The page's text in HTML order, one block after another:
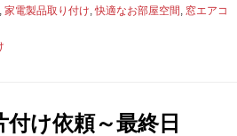
家電製品取り付け ,快適なお部屋空間 窓エアコ
け依頼～最終日